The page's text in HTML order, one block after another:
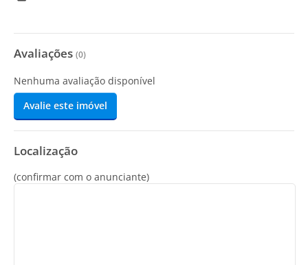
Avaliações (0)
Nenhuma avaliação disponível
Avalie este imóvel
Localização
(confirmar com o anunciante)